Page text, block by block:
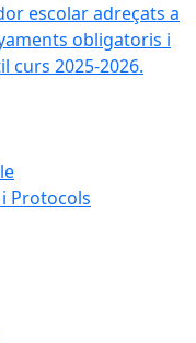
escolar adreçats a
obligatoris i
curs 2025-2026.
Protocols